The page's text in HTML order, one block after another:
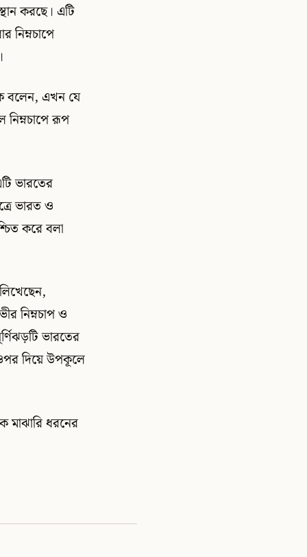
করছে। এটি
বলেন, এখন যে
নিম্নচাপে রূপ
ভারতের
ভারত ও
করে বলা
নিম্নচাপ ও
ভারতের
দিয়ে উপকূলে
মাঝারি ধরনের